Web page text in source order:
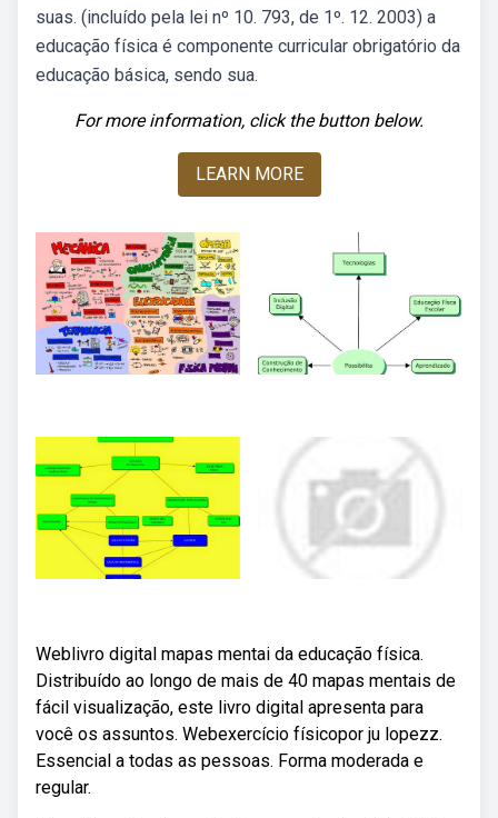
suas. (incluído pela lei nº 10. 793, de 1º. 12. 2003) a
educação física é componente curricular obrigatório da
educação básica, sendo sua.
For more information, click the button below.
LEARN MORE
Weblivro digital mapas mentai da educação física.
Distribuído ao longo de mais de 40 mapas mentais de
fácil visualização, este livro digital apresenta para
você os assuntos. Webexercício físicopor ju lopezz.
Essencial a todas as pessoas. Forma moderada e
regular.